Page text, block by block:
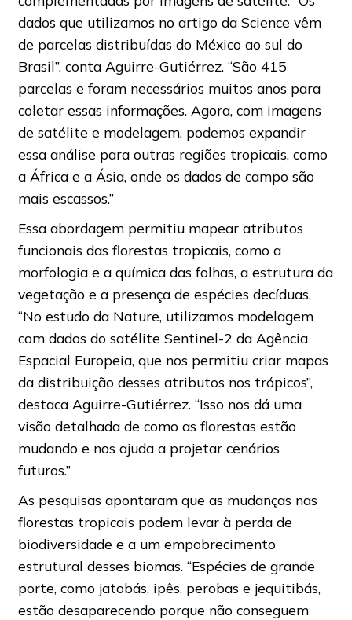
dados que utilizamos no artigo da Science vêm
de parcelas distribuídas do México ao sul do
Brasil”, conta Aguirre-Gutiérrez. “São 415
parcelas e foram necessários muitos anos para
coletar essas informações. Agora, com imagens
de satélite e modelagem, podemos expandir
essa análise para outras regiões tropicais, como
a África e a Ásia, onde os dados de campo são
mais escassos.”
Essa abordagem permitiu mapear atributos
funcionais das florestas tropicais, como a
morfologia e a química das folhas, a estrutura da
vegetação e a presença de espécies decíduas.
“No estudo da Nature, utilizamos modelagem
com dados do satélite Sentinel-2 da Agência
Espacial Europeia, que nos permitiu criar mapas
da distribuição desses atributos nos trópicos”,
destaca Aguirre-Gutiérrez. “Isso nos dá uma
visão detalhada de como as florestas estão
mudando e nos ajuda a projetar cenários
futuros.”
As pesquisas apontaram que as mudanças nas
florestas tropicais podem levar à perda de
biodiversidade e a um empobrecimento
estrutural desses biomas. “Espécies de grande
porte, como jatobás, ipês, perobas e jequitibás,
estão desaparecendo porque não conseguem